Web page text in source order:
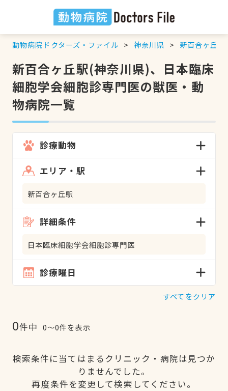
動物病院ドクターズ・ファイル 神奈川県 新百合ヶ丘駅
新百合ヶ丘駅(神奈川県)、日本臨床
細胞学会細胞診専門医の獣医・動
物病院一覧
診療動物
エリア・駅
新百合ヶ丘駅
詳細条件
日本臨床細胞学会細胞診専門医
診療曜日
すべてをクリア
0件中 0〜0件を表示
検索条件に当てはまるクリニック・病院は見つか
りませんでした。
再度条件を変更して検索してください。